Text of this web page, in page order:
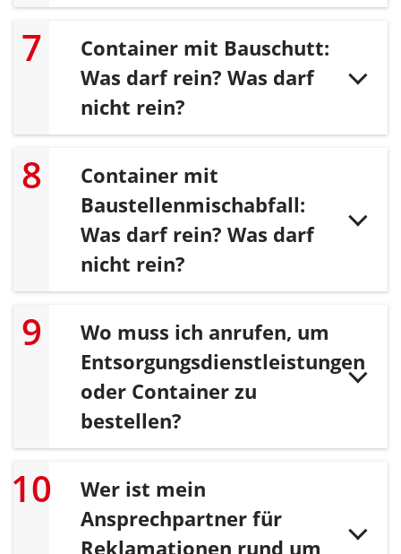
Container mit Bauschutt:
Was darf rein? Was darf
nicht rein?
Container mit
Baustellenmischabfall:
Was darf rein? Was darf
nicht rein?
Wo muss ich anrufen, um
Entsorgungsdienstleistungen
oder Container zu
bestellen?
Wer ist mein
Ansprechpartner für
Reklamationen rund um